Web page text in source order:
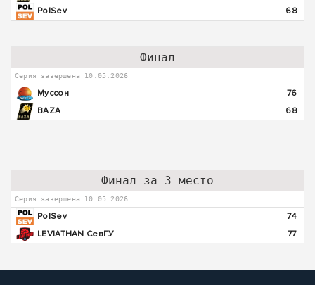
PolSev
68
Финал
Серия завершена 10.05.2026
Муссон
76
BAZA
68
Финал за 3 место
Серия завершена 10.05.2026
PolSev
74
LEVIATHAN СевГУ
77